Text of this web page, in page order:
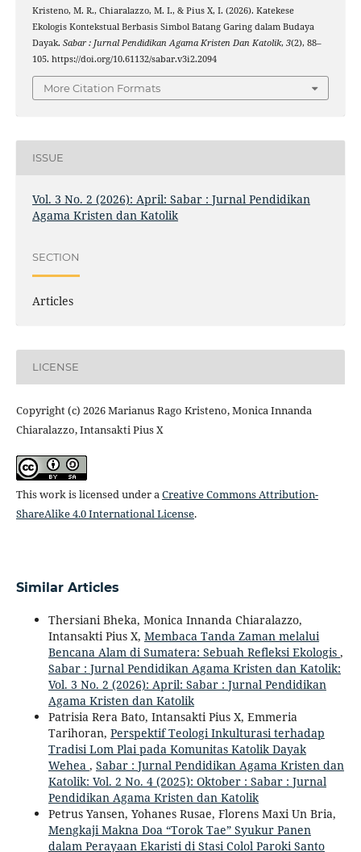
Kristeno, M. R., Chiaralazzo, M. I., & Pius X, I. (2026). Katekese
Ekologis Kontekstual Berbasis Simbol Batang Garing dalam Budaya
Dayak. Sabar : Jurnal Pendidikan Agama Kristen Dan Katolik, 3(2), 88–
105. https://doi.org/10.61132/sabar.v3i2.2094
More Citation Formats
ISSUE
Vol. 3 No. 2 (2026): April: Sabar : Jurnal Pendidikan
Agama Kristen dan Katolik
SECTION
Articles
LICENSE
Copyright (c) 2026 Marianus Rago Kristeno, Monica Innanda
Chiaralazzo, Intansakti Pius X
This work is licensed under aCreative Commons Attribution-
ShareAlike 4.0 International License.
Similar Articles
Thersiani Bheka, Monica Innanda Chiaralazzo,
Intansakti Pius X, Membaca Tanda Zaman melalui
Bencana Alam di Sumatera: Sebuah Refleksi Ekologis ,
Sabar : Jurnal Pendidikan Agama Kristen dan Katolik:
Vol. 3 No. 2 (2026): April: Sabar : Jurnal Pendidikan
Agama Kristen dan Katolik
Patrisia Rera Bato, Intansakti Pius X, Emmeria
Tarihoran, Perspektif Teologi Inkulturasi terhadap
Tradisi Lom Plai pada Komunitas Katolik Dayak
Wehea , Sabar : Jurnal Pendidikan Agama Kristen dan
Katolik: Vol. 2 No. 4 (2025): Oktober : Sabar : Jurnal
Pendidikan Agama Kristen dan Katolik
Petrus Yansen, Yohanes Rusae, Florens Maxi Un Bria,
Mengkaji Makna Doa “Torok Tae” Syukur Panen
dalam Perayaan Ekaristi di Stasi Colol Paroki Santo